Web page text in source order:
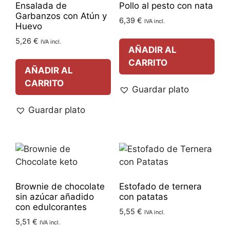
Ensalada de
Garbanzos con Atún y
Huevo
5,26 € IVA incl.
AÑADIR AL
CARRITO
Guardar plato
Pollo al pesto con nata
6,39 € IVA incl.
AÑADIR AL
CARRITO
Guardar plato
Brownie de chocolate
sin azúcar añadido
con edulcorantes
5,51 € IVA incl.
Estofado de ternera
con patatas
5,55 € IVA incl.